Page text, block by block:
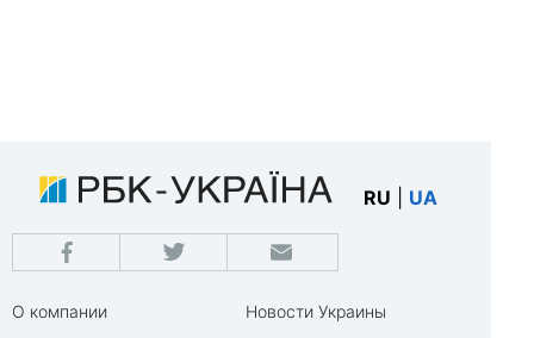
RU UA
О компании
Новости Украины